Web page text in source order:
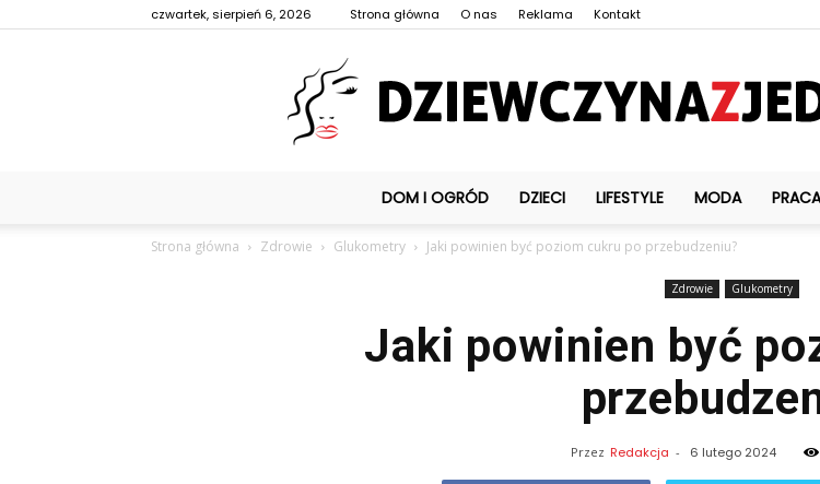
czwartek, sierpień 6, 2026 Strona główna O nas Reklama Kontakt
DOM I OGRÓD DZIECI LIFESTYLE MODA PRACA
Strona główna Zdrowie Glukometry Jaki powinien być poziom cukru po przebudzeniu?
Zdrowie Glukometry
Jaki powinien być
Przez Redakcja - 6 lutego 2024